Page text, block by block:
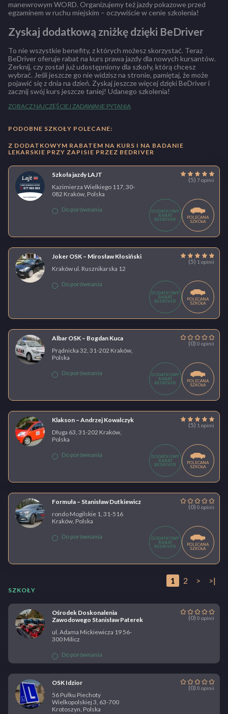
manewrowym WORD. Organizujemy też jazdy pokazowe przed
egzaminem w ruchu miejskim – oczywiście w cenie szkolenia!
Zyskaj dodatkową zniżkę dzięki BeDriver
To nie wszystkie benefity, z których możesz skorzystać. Teraz
BeDriver oferuje rabat na kurs prawa jazdy dla nowych kursantów.
Zerknij, czy został już udostępniony dla szkoły, którą chcesz
wybrać. Jeśli jeszcze go nie widzisz na stronie, pamiętaj, że może
pojawić się z dnia na dzień. Zyskaj jeszcze więcej dzięki BeDriver i
zacznij swój kurs jeszcze taniej! Udanego szkolenia!
ZOBACZ NAJCZĘŚCIEJ ZADAWANE PYTANIA
PODOBNE SZKOŁY POLECANE:
Z DODATKOWYM RABATEM NA KURS I NA BADANIE
LEKARSKIE PRZY ZAPISIE PRZEZ BEDRIVER
Szkoła jazdy LAJT
(5) 7 opinii
Kazimierza Wielkiego 117, 30-
082 Kraków, Polska
Do porównania
DODATKOWY
RABAT
BEDRIVER
POLECANA
SZKOŁA
Joker OSK – Mirosław Kłosiński
(5) 1 opinii
Kraków ul. Rusznikarska 12
Do porównania
DODATKOWY
RABAT
BEDRIVER
POLECANA
SZKOŁA
Albar OSK – Bogdan Kuca
(0) 0 opinii
Prądnicka 32, 31-202 Kraków,
Polska
Do porównania
DODATKOWY
RABAT
BEDRIVER
POLECANA
SZKOŁA
Klakson – Andrzej Kowalczyk
(5) 1 opinii
Długa 63, 31-202 Kraków,
Polska
Do porównania
DODATKOWY
RABAT
BEDRIVER
POLECANA
SZKOŁA
Formuła – Stanisław Dutkiewicz
(0) 0 opinii
rondo Mogilskie 1, 31-516
Kraków, Polska
Do porównania
DODATKOWY
RABAT
BEDRIVER
POLECANA
SZKOŁA
1 2 > >|
SZKOŁY
Ośrodek Doskonalenia
Zawodowego Stanisław Paterek
(0) 0 opinii
ul. Adama Mickiewicza 19 56-
300 Milicz
Do porównania
OSK Idzior
(0) 0 opinii
56 Pułku Piechoty
Wielkopolskiej 3, 63-700
Krotoszyn, Polska